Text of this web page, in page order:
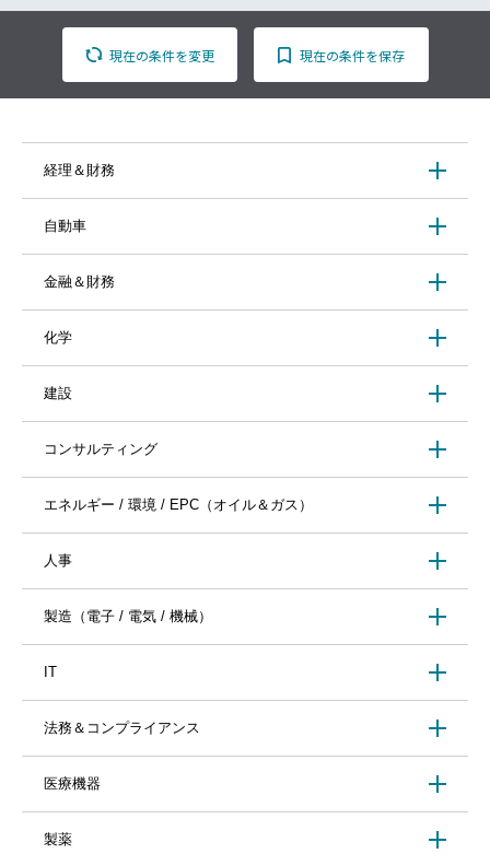
できます
■≪世界最大級のEC市場のビッグデータ≫を駆使した
販売支援ができる！
現在の条件を変更 現在の条件を保存
経理＆財務
自動車
金融＆財務
化学
建設
コンサルティング
エネルギー / 環境 / EPC（オイル＆ガス）
人事
製造（電子 / 電気 / 機械）
IT
法務＆コンプライアンス
医療機器
製薬